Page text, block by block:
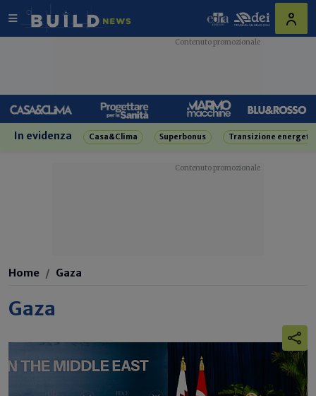
In evidenza Casa&Clima Superbonus Transizione
Home Gaza
Gaza